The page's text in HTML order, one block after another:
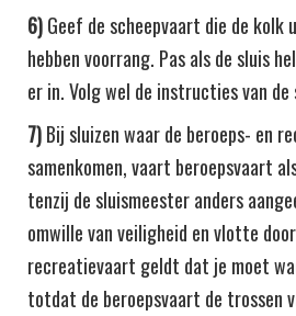
6)Geef de scheepvaart die de
hebben voorrang. Pas als de sluis
er in. Volg wel de instructies van
7)Bij sluizen waar de beroeps- en
samenkomen, vaart beroepsvaart
tenzij de sluismeester anders
omwille van veiligheid en vlotte
recreatievaart geldt dat je moet
totdat de beroepsvaart de trossen